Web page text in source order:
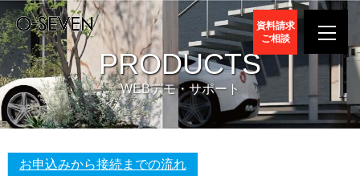
資料請求
ご相談
PRODUCTS
WEBデモ・サポート
お申込みから接続までの流れ